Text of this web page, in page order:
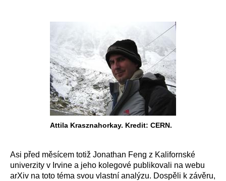
Attila Krasznahorkay. Kredit: CERN.
Asi před měsícem totiž Jonathan Feng z Kalifornské
univerzity v Irvine a jeho kolegové publikovali na webu
arXiv na toto téma svou vlastní analýzu. Dospěli k závěru,